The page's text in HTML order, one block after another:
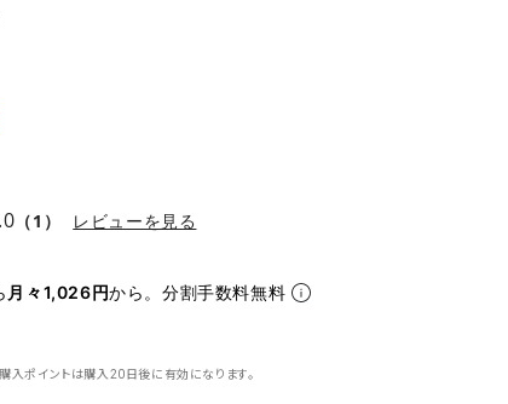
ウター
チュニック
（1） レビューを見る
月々1,026円から。分割手数料無料
入ポイントは購入20日後に有効になります。